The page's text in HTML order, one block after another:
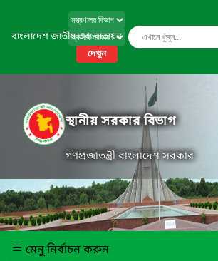
বাংলাদেশ জাতীয় তথ্য বাতায়ন
দেখুন
স্থানীয় সরকার বিভাগ
গণপ্রজাতন্ত্রী বাংলাদেশ সরকার
মেনু নির্বাচন করুন